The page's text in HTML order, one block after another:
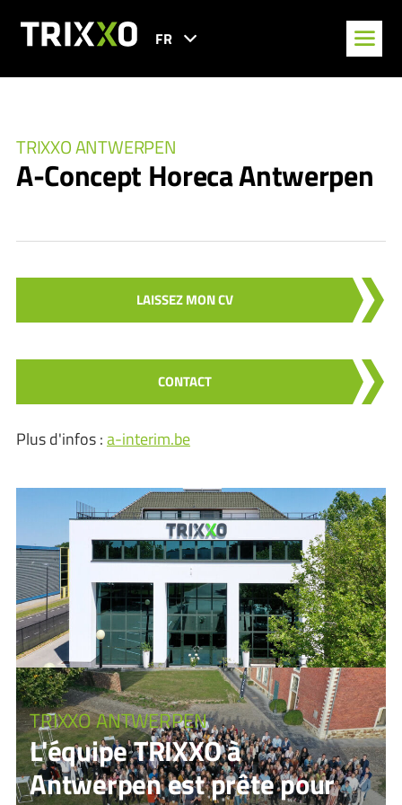
FR
TRIXXO ANTWERPEN
A-Concept Horeca Antwerpen
LAISSEZ MON CV
CONTACT
Plus d'infos :a-interim.be
TRIXXO ANTWERPEN
L'équipe TRIXXO à
Antwerpen est prête pour